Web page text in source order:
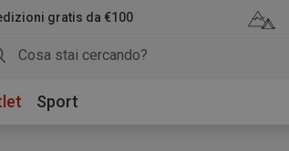
gratis da €100
Sport